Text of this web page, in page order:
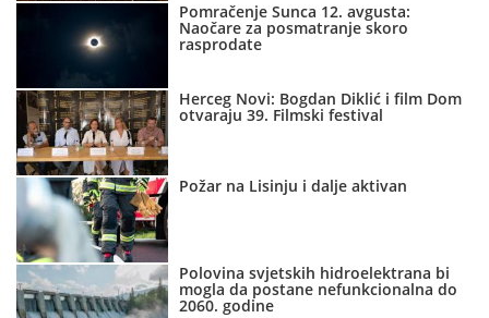
Pomračenje Sunca 12. avgusta:
Naočare za posmatranje skoro
rasprodate
Herceg Novi: Bogdan Diklić i film Dom
otvaraju 39. Filmski festival
Požar na Lisinju i dalje aktivan
Polovina svjetskih hidroelektrana bi
mogla da postane nefunkcionalna do
2060. godine